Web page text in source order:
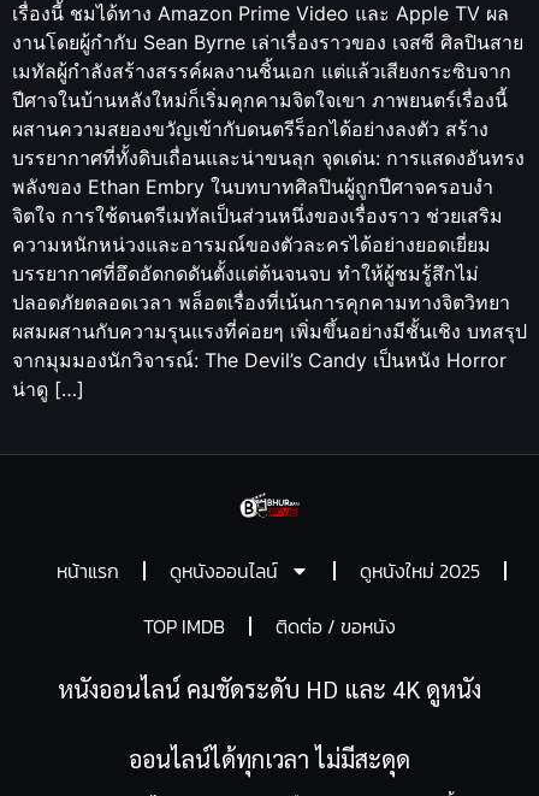
เรื่องนี้ ชมได้ทาง Amazon Prime Video และ Apple TV ผล
งานโดยผู้กำกับ Sean Byrne เล่าเรื่องราวของ เจสซี ศิลปินสาย
เมทัลผู้กำลังสร้างสรรค์ผลงานชิ้นเอก แต่แล้วเสียงกระซิบจาก
ปีศาจในบ้านหลังใหม่ก็เริ่มคุกคามจิตใจเขา ภาพยนตร์เรื่องนี้
ผสานความสยองขวัญเข้ากับดนตรีร็อกได้อย่างลงตัว สร้าง
บรรยากาศที่ทั้งดิบเถื่อนและน่าขนลุก จุดเด่น: การแสดงอันทรง
พลังของ Ethan Embry ในบทบาทศิลปินผู้ถูกปีศาจครอบงำ
จิตใจ การใช้ดนตรีเมทัลเป็นส่วนหนึ่งของเรื่องราว ช่วยเสริม
ความหนักหน่วงและอารมณ์ของตัวละครได้อย่างยอดเยี่ยม
บรรยากาศที่อึดอัดกดดันตั้งแต่ต้นจนจบ ทำให้ผู้ชมรู้สึกไม่
ปลอดภัยตลอดเวลา พล็อตเรื่องที่เน้นการคุกคามทางจิตวิทยา
ผสมผสานกับความรุนแรงที่ค่อยๆ เพิ่มขึ้นอย่างมีชั้นเชิง บทสรุป
จากมุมมองนักวิจารณ์: The Devil’s Candy เป็นหนัง Horror
น่าดู […]
หน้าแรก ดูหนังออนไลน์
ดูหนังใหม่ 2025
TOP IMDB
ติดต่อ / ขอหนัง
หนังออนไลน์ คมชัดระดับ HD และ 4K ดูหนัง
ออนไลน์ได้ทุกเวลา ไม่มีสะดุด